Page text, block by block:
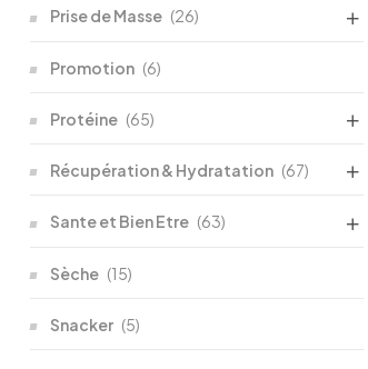
Prise de Masse (26)
Promotion (6)
Protéine (65)
Récupération & Hydratation (67)
Sante et Bien Etre (63)
Sèche (15)
Snacker (5)